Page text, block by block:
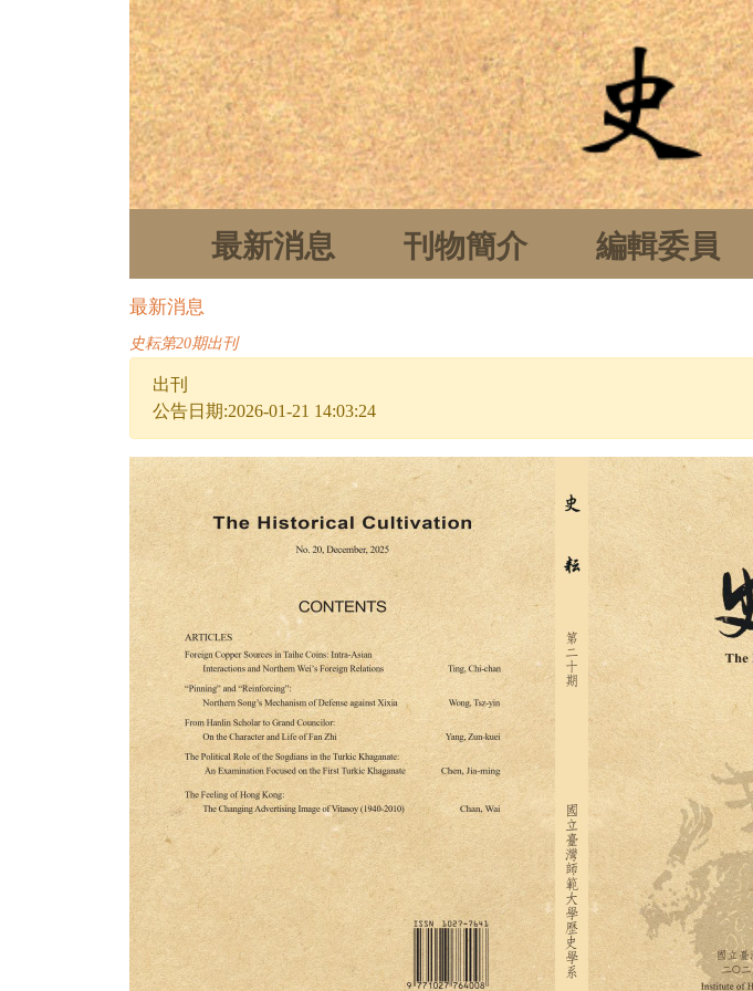
最新消息 刊物簡介 編輯委員
最新消息
史耘第20期出刊
出刊
公告日期:2026-01-21 14:03:24